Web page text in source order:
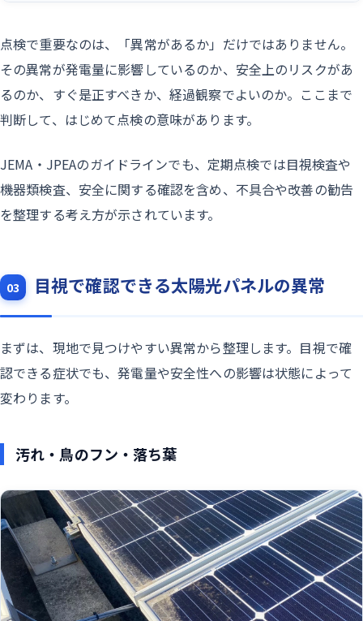
点検で重要なのは、「異常があるか」だけではありません。
その異常が発電量に影響しているのか、安全上のリスクがあ
るのか、すぐ是正すべきか、経過観察でよいのか。ここまで
判断して、はじめて点検の意味があります。
JEMA・JPEAのガイドラインでも、定期点検では目視検査や
機器類検査、安全に関する確認を含め、不具合や改善の勧告
を整理する考え方が示されています。
03 目視で確認できる太陽光パネルの異常
まずは、現地で見つけやすい異常から整理します。目視で確
認できる症状でも、発電量や安全性への影響は状態によって
変わります。
汚れ・鳥のフン・落ち葉